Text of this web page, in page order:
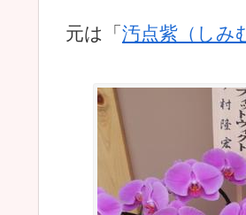
元は「 汚点紫（しみ